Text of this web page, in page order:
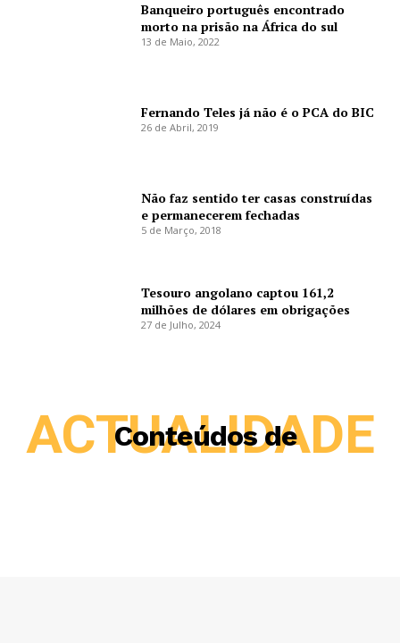
Banqueiro português encontrado
morto na prisão na África do sul
13 de Maio, 2022
Fernando Teles já não é o PCA do BIC
26 de Abril, 2019
Não faz sentido ter casas construídas
e permanecerem fechadas
5 de Março, 2018
Tesouro angolano captou 161,2
milhões de dólares em obrigações
27 de Julho, 2024
Conteúdos de
ACTUALIDADE